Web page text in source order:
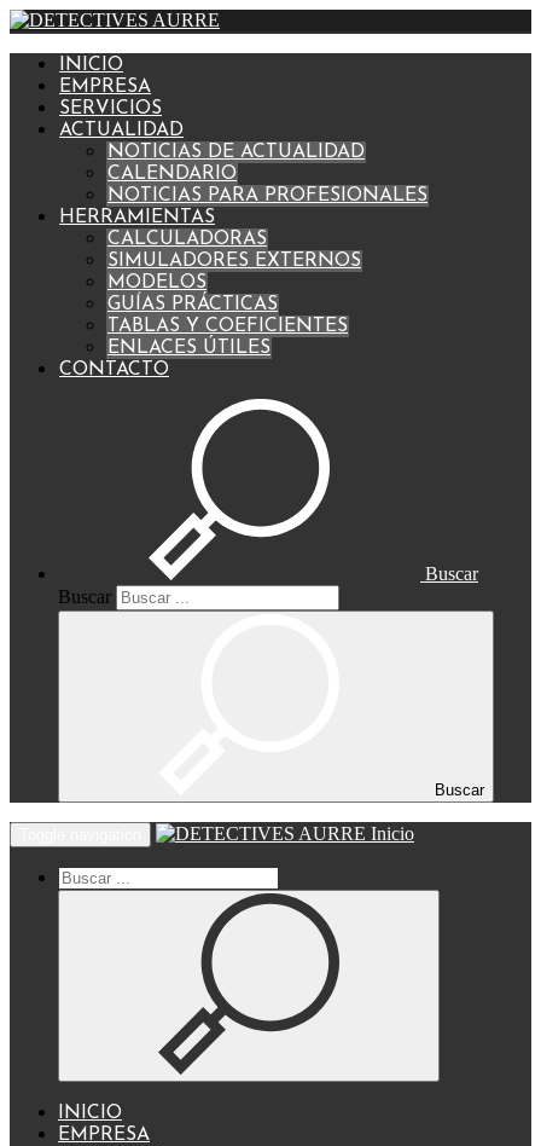
INICIO
EMPRESA
SERVICIOS
ACTUALIDAD
NOTICIAS DE ACTUALIDAD
CALENDARIO
NOTICIAS PARA PROFESIONALES
HERRAMIENTAS
CALCULADORAS
SIMULADORES EXTERNOS
MODELOS
GUÍAS PRÁCTICAS
TABLAS Y COEFICIENTES
ENLACES ÚTILES
CONTACTO
Buscar
Buscar
Buscar
Inicio
INICIO
EMPRESA